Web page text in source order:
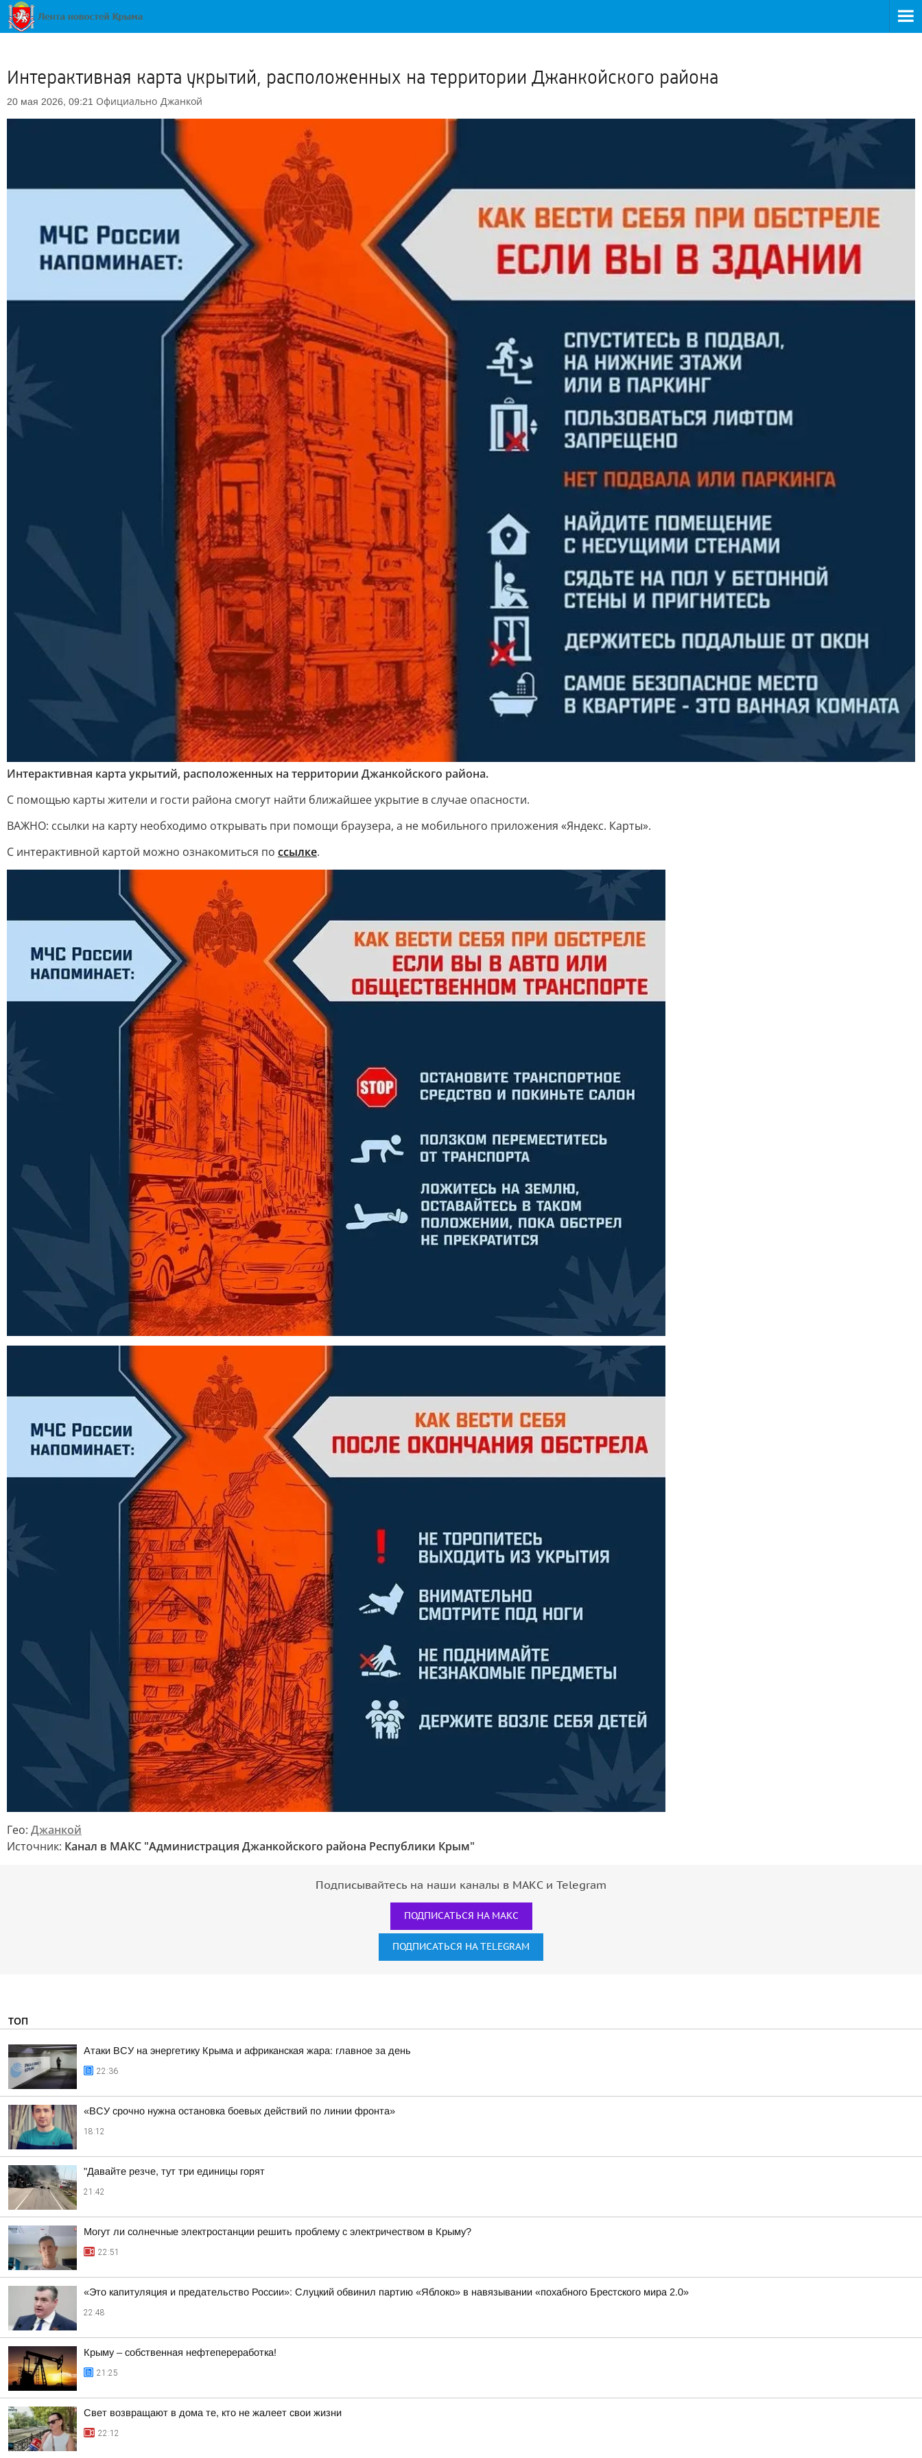
Интерактивная карта укрытий, расположенных на территории Джанкойского района
20 мая 2026, 09:21 Официально Джанкой
Интерактивная карта укрытий, расположенных на территории Джанкойского района.
С помощью карты жители и гости района смогут найти ближайшее укрытие в случае опасности.
ВАЖНО: ссылки на карту необходимо открывать при помощи браузера, а не мобильного приложения «Яндекс. Карты».
С интерактивной картой можно ознакомиться по ссылке.
Гео: Джанкой
Источник: Канал в МАКС "Администрация Джанкойского района Республики Крым"
Подписывайтесь на наши каналы в МАКС и Telegram
ПОДПИСАТЬСЯ НА МАКС
ПОДПИСАТЬСЯ НА TELEGRAM
ТОП
Атаки ВСУ на энергетику Крыма и африканская жара: главное за день
22:36
«ВСУ срочно нужна остановка боевых действий по линии фронта»
18:12
"Давайте резче, тут три единицы горят
21:42
Могут ли солнечные электростанции решить проблему с электричеством в Крыму?
22:51
«Это капитуляция и предательство России»: Слуцкий обвинил партию «Яблоко» в навязывании «похабного Брестского мира 2.0»
22:48
Крыму – собственная нефтепереработка!
21:25
Свет возвращают в дома те, кто не жалеет свои жизни
22:12